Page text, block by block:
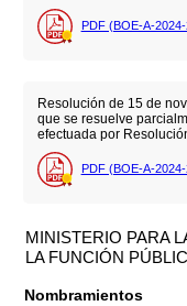
PDF (BOE-A-
Resolución de 15 de
que se resuelve
efectuada por
PDF (BOE-A-
MINISTERIO PARA
LA FUNCIÓN
Nombramientos